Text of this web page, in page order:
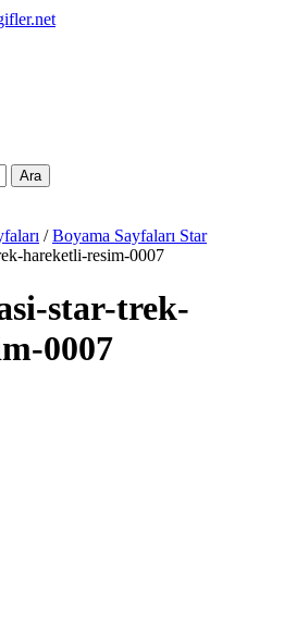
Ara
/Boyama Sayfaları Star
hareketli-resim-0007
star-trek-
0007